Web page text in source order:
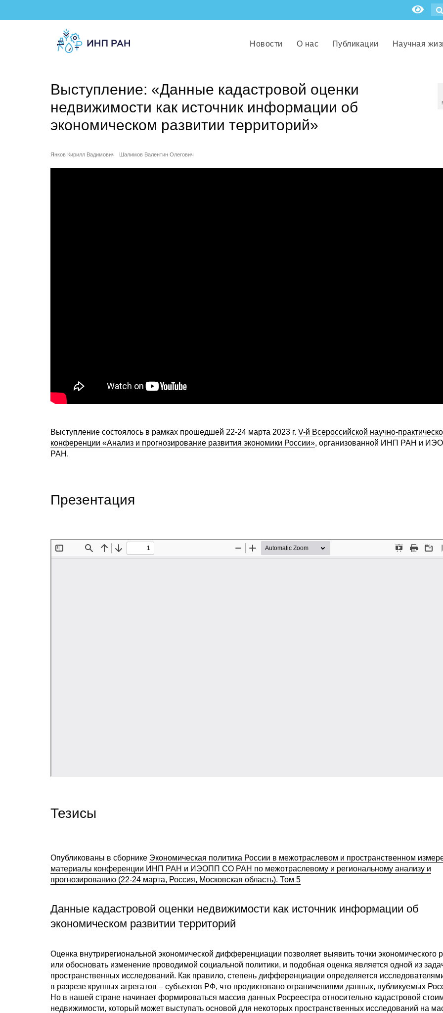
Новости О нас Публикации Научная
Выступление: «Данные кадастровой оценки
недвижимости как источник информации об
экономическом развитии территорий»
Янков Кирилл Вадимович Шалимов Валентин Олегович
Выступление состоялось в рамках прошедшей 22-24 марта 2023 г. V-й Всероссийской научно-
конференции «Анализ и прогнозирование развития экономики России», организованной ИНП РАН и
РАН.
Презентация
Тезисы
Опубликованы в сборнике Экономическая политика России в межотраслевом и пространственном
материалы конференции ИНП РАН и ИЭОПП СО РАН по межотраслевому и региональному анализу и
прогнозированию (22-24 марта, Россия, Московская область). Том 5
Данные кадастровой оценки недвижимости как источник информации об
экономическом развитии территорий
Оценка внутрирегиональной экономической дифференциации позволяет выявить точки экономического
или обосновать изменение проводимой социальной политики, и подобная оценка является одной из
пространственных исследований. Как правило, степень дифференциации определяется
в разрезе крупных агрегатов – субъектов РФ, что продиктовано ограничениями данных, публикуемых
Но в нашей стране начинает формироваться массив данных Росреестра относительно кадастровой
недвижимости, который может выступать основой для некоторых пространственных исследований на